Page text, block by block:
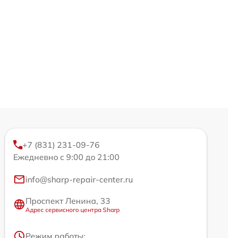
+7 (831) 231-09-76
Ежедневно с 9:00 до 21:00
info@sharp-repair-center.ru
Проспект Ленина, 33
Адрес сервисного центра Sharp
Режим работы: